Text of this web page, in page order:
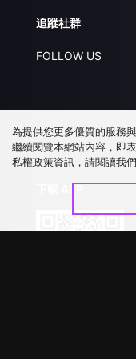
追蹤社群
FOLLOW US
下載 APP
為提供您更多優質的服務
繼續閱覽本網站內容，即
私權政策資訊，請閱讀我